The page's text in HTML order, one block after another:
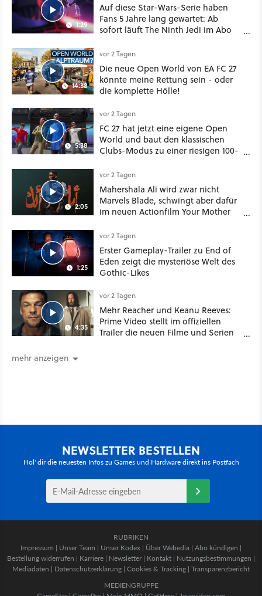
1:29
Auf diese Star-Wars-Serie haben
Fans 5 Jahre lang gewartet: Ab
sofort läuft The Ninth Jedi im Abo
14:38
vor 2 Tagen
Die neue Open World von EA FC 27
könnte meine Rettung sein - oder
die komplette Hölle!
5:38
vor 2 Tagen
FC 27 hat jetzt eine eigene Open
World und baut den klassischen
Clubs-Modus zu einer riesigen 100-
2:05
vor 2 Tagen
Mahershala Ali wird zwar nicht
Marvels Blade, schwingt aber dafür
im neuen Actionfilm Your Mother
Schwert
1:25
vor 2 Tagen
Erster Gameplay-Trailer zu End of
Eden zeigt die mysteriöse Welt des
Gothic-Likes
4:35
vor 2 Tagen
Mehr Reacher und Keanu Reeves:
Prime Video stellt im offiziellen
Trailer die neuen Filme und Serien
mehr anzeigen
NEWSLETTER BESTELLEN
Hol' dir die neuesten Infos zu Games und Hardware direkt ins Postfach
RUBRIKEN
Impressum | Unser Team | Unser Kodex | Über Webedia | Abo kündigen |
Bestellung widerrufen | Karriere | Newsletter | Kontakt | Nutzungsbestimmungen |
Mediadaten | Datenschutzerklärung | Cookies & Tracking | Transparenzbericht
MEDIENGRUPPE